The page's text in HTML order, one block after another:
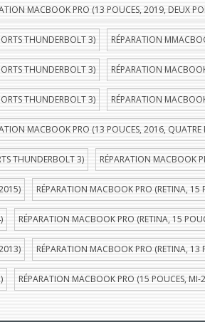
MACBOOK PRO (13 POUCES, 2019, DEUX
THUNDERBOLT 3) RÉPARATION
THUNDERBOLT 3) RÉPARATION
THUNDERBOLT 3) RÉPARATION
MACBOOK PRO (13 POUCES, 2016, QUATRE
THUNDERBOLT 3) RÉPARATION MACBOOK
RÉPARATION MACBOOK PRO (RETINA, 15
RÉPARATION MACBOOK PRO (RETINA, 15
RÉPARATION MACBOOK PRO (RETINA, 13
RÉPARATION MACBOOK PRO (15 POUCES, MI-